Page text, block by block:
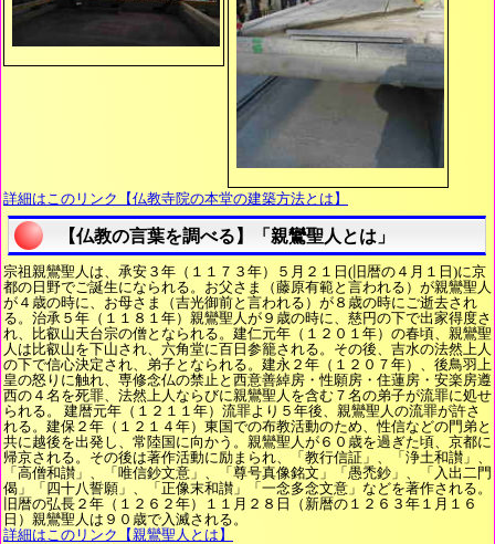
詳細はこのリンク【仏教寺院の本堂の建築方法とは】
【仏教の言葉を調べる】「親鸞聖人とは」
宗祖親鸞聖人は、承安３年（１１７３年）５月２１日(旧暦の４月１日)に京
都の日野でご誕生になられる。お父さま（藤原有範と言われる）が親鸞聖人
が４歳の時に、お母さま（吉光御前と言われる）が８歳の時にご逝去され
る。治承５年（１１８１年）親鸞聖人が９歳の時に、慈円の下で出家得度さ
れ、比叡山天台宗の僧となられる。建仁元年（１２０１年）の春頃、親鸞聖
人は比叡山を下山され、六角堂に百日参籠される。その後、吉水の法然上人
の下で信心決定され、弟子となられる。建永２年（１２０７年）、後鳥羽上
皇の怒りに触れ、専修念仏の禁止と西意善綽房・性願房・住蓮房・安楽房遵
西の４名を死罪、法然上人ならびに親鸞聖人を含む７名の弟子が流罪に処せ
られる。 建暦元年（１２１１年）流罪より５年後、親鸞聖人の流罪が許さ
れる。建保２年（１２１４年）東国での布教活動のため、性信などの門弟と
共に越後を出発し、常陸国に向かう。親鸞聖人が６０歳を過ぎた頃、京都に
帰京される。その後は著作活動に励まられ、「教行信証」、「浄土和讃」、
「高僧和讃」、「唯信鈔文意」、「尊号真像銘文」「愚禿鈔」、「入出二門
偈」「四十八誓願」、「正像末和讃」「一念多念文意」などを著作される。
旧暦の弘長２年（１２６２年）１１月２８日（新暦の１２６３年１月１６
日）親鸞聖人は９０歳で入滅される。
詳細はこのリンク【親鸞聖人とは】